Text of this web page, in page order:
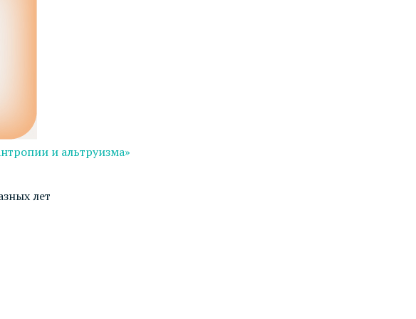
и альтруизма»
лет